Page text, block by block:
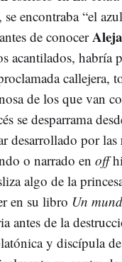
encontraba “el
de conocer
acantilados,
callejera,
de los que van
se desparrama
desarrollado por las
o narrado en off
algo de la
en su libro Un
antes de la
y discípula